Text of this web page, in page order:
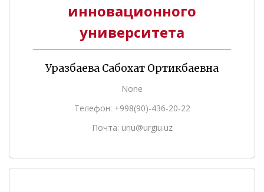
инновационного
университета
Уразбаева Сабохат Ортикбаевна
None
Телефон: +998(90)-436-20-22
Почта: uriu@urgiu.uz